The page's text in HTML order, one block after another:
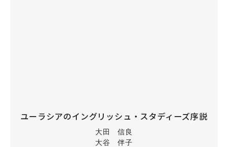
ユーラシアのイングリッシュ・スタディーズ序説
大田 信良
大谷 伴子